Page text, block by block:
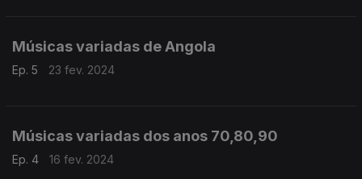
Músicas variadas de Angola
Ep. 5 23 fev. 2024
Músicas variadas dos anos 70,80,90
Ep. 4 16 fev. 2024